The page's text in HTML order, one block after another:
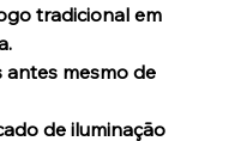
tradicional em
antes mesmo de
de iluminação